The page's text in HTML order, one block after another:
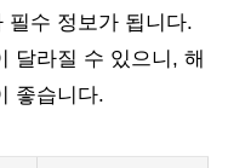
필수 정보가 됩니다.
달라질 수 있으니, 해
좋습니다.